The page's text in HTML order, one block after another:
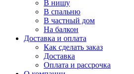
В нишу
В спальню
В частный дом
На балкон
Доставка и оплата
Как сделать заказ
Доставка
Оплата и рассрочка